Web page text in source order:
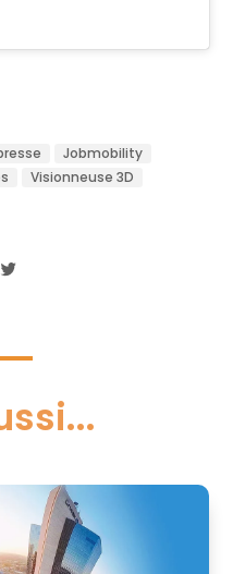
Jobmobility
Visionneuse 3D
Twitter